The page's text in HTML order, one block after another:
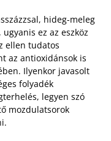
hideg-meleg
ez az eszköz
ellen tudatos
az antioxidánsok is
Ilyenkor javasolt
folyadék
legyen szó
mozdulatsorok